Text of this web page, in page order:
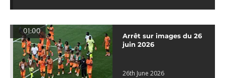
01:00
Arrêt sur images du 26
juin 2026
26th June 2026